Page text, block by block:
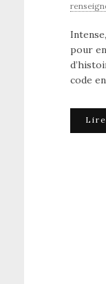
pour
code